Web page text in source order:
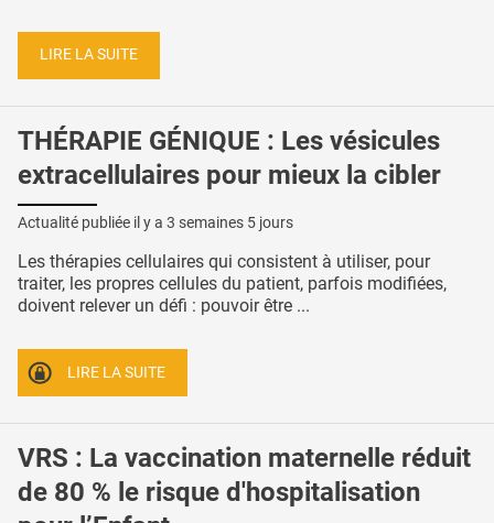
LIRE LA SUITE
THÉRAPIE GÉNIQUE : Les vésicules
extracellulaires pour mieux la cibler
Actualité publiée il y a 3 semaines 5 jours
Les thérapies cellulaires qui consistent à utiliser, pour
traiter, les propres cellules du patient, parfois modifiées,
doivent relever un défi : pouvoir être ...
LIRE LA SUITE
VRS : La vaccination maternelle réduit
de 80 % le risque d'hospitalisation